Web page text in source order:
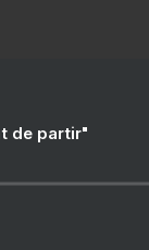
de partir"